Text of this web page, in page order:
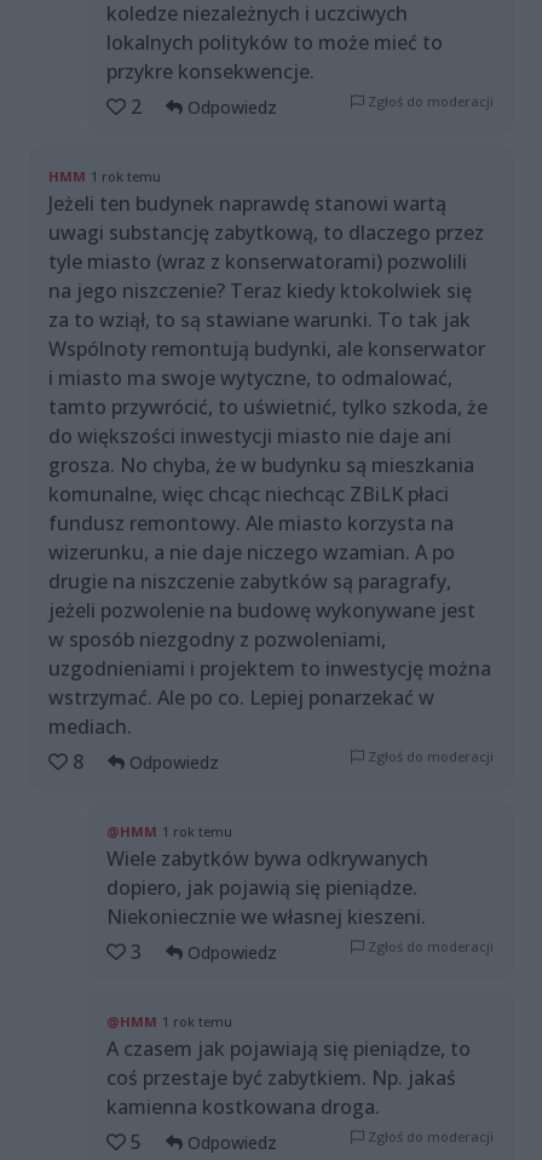
koledze niezależnych i uczciwych
lokalnych polityków to może mieć to
przykre konsekwencje.
2
Odpowiedz Zgłoś do moderacji
HMM 1 rok temu
Jeżeli ten budynek naprawdę stanowi wartą
uwagi substancję zabytkową, to dlaczego przez
tyle miasto (wraz z konserwatorami) pozwolili
na jego niszczenie? Teraz kiedy ktokolwiek się
za to wziął, to są stawiane warunki. To tak jak
Wspólnoty remontują budynki, ale konserwator
i miasto ma swoje wytyczne, to odmalować,
tamto przywrócić, to uświetnić, tylko szkoda, że
do większości inwestycji miasto nie daje ani
grosza. No chyba, że w budynku są mieszkania
komunalne, więc chcąc niechcąc ZBiLK płaci
fundusz remontowy. Ale miasto korzysta na
wizerunku, a nie daje niczego wzamian. A po
drugie na niszczenie zabytków są paragrafy,
jeżeli pozwolenie na budowę wykonywane jest
w sposób niezgodny z pozwoleniami,
uzgodnieniami i projektem to inwestycję można
wstrzymać. Ale po co. Lepiej ponarzekać w
mediach.
8
Odpowiedz Zgłoś do moderacji
@HMM 1 rok temu
Wiele zabytków bywa odkrywanych
dopiero, jak pojawią się pieniądze.
Niekoniecznie we własnej kieszeni.
3
Odpowiedz Zgłoś do moderacji
@HMM 1 rok temu
A czasem jak pojawiają się pieniądze, to
coś przestaje być zabytkiem. Np. jakaś
kamienna kostkowana droga.
5
Odpowiedz Zgłoś do moderacji